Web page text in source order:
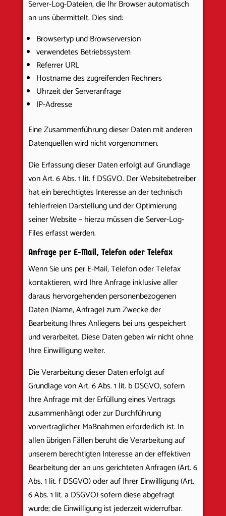
Server-Log-Dateien, die Ihr Browser automatisch
an uns übermittelt. Dies sind:
Browsertyp und Browserversion
verwendetes Betriebssystem
Referrer URL
Hostname des zugreifenden Rechners
Uhrzeit der Serveranfrage
IP-Adresse
Eine Zusammenführung dieser Daten mit anderen
Datenquellen wird nicht vorgenommen.
Die Erfassung dieser Daten erfolgt auf Grundlage
von Art. 6 Abs. 1 lit. f DSGVO. Der Websitebetreiber
hat ein berechtigtes Interesse an der technisch
fehlerfreien Darstellung und der Optimierung
seiner Website – hierzu müssen die Server-Log-
Files erfasst werden.
Anfrage per E-Mail, Telefon oder Telefax
Wenn Sie uns per E-Mail, Telefon oder Telefax
kontaktieren, wird Ihre Anfrage inklusive aller
daraus hervorgehenden personenbezogenen
Daten (Name, Anfrage) zum Zwecke der
Bearbeitung Ihres Anliegens bei uns gespeichert
und verarbeitet. Diese Daten geben wir nicht ohne
Ihre Einwilligung weiter.
Die Verarbeitung dieser Daten erfolgt auf
Grundlage von Art. 6 Abs. 1 lit. b DSGVO, sofern
Ihre Anfrage mit der Erfüllung eines Vertrags
zusammenhängt oder zur Durchführung
vorvertraglicher Maßnahmen erforderlich ist. In
allen übrigen Fällen beruht die Verarbeitung auf
unserem berechtigten Interesse an der effektiven
Bearbeitung der an uns gerichteten Anfragen (Art. 6
Abs. 1 lit. f DSGVO) oder auf Ihrer Einwilligung (Art.
6 Abs. 1 lit. a DSGVO) sofern diese abgefragt
wurde; die Einwilligung ist jederzeit widerrufbar.